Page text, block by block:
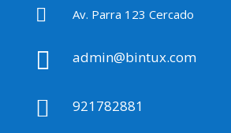
 Av. Parra 123 Cercado
 admin@bintux.com
 921782881